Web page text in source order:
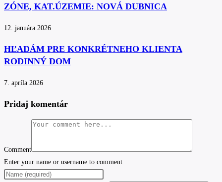
ZÓNE, KAT.ÚZEMIE: NOVÁ DUBNICA
12. januára 2026
HĽADÁM PRE KONKRÉTNEHO KLIENTA
RODINNÝ DOM
7. apríla 2026
Pridaj komentár
Comment
Enter your name or username to comment